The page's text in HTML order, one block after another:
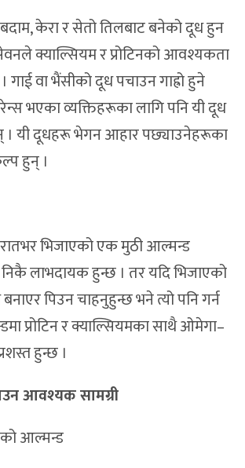
केरा र सेतो तिलबाट बनेको दूध हुन
क्याल्सियम र प्रोटिनको आवश्यकता
वा भैंसीको दूध पचाउन गाह्रो हुने
भएका व्यक्तिहरूका लागि पनि यी दूध
। यी दूधहरू भेगन आहार पछ्याउनेहरूका
हुन् ।
भिजाएको एक मुठी आल्मन्ड
निकै लाभदायक हुन्छ । तर यदि भिजाएको
पिउन चाहनुहुन्छ भने त्यो पनि गर्न
प्रोटिन र क्याल्सियमका साथै ओमेगा–
हुन्छ ।
आवश्यक सामग्री
आल्मन्ड